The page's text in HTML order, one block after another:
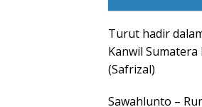
Turut hadir
Kanwil
(Safrizal)
Sawahlunto –